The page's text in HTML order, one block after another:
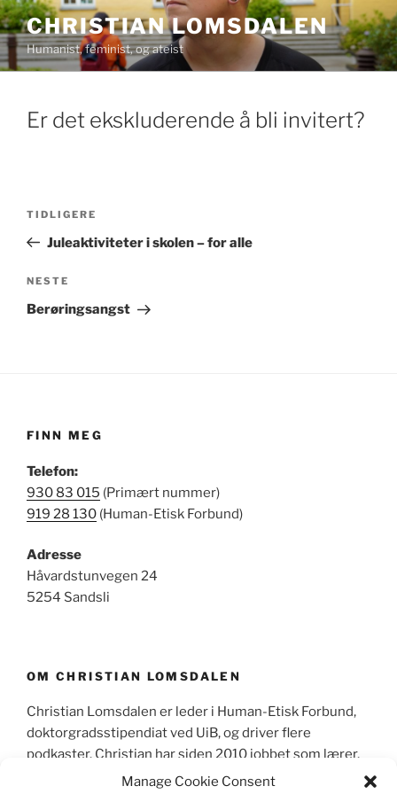
Manage Cookie Consent
Gå
til
innhold
CHRISTIAN LOMSDALEN
Humanist, feminist, og ateist
Er det ekskluderende å bli invitert?
Forrige
innlegg
TIDLIGERE
Juleaktiviteter i skolen – for alle
Neste
innlegg
NESTE
Berøringsangst
FINN MEG
Telefon:
930 83 015 (Primært nummer)
919 28 130 (Human-Etisk Forbund)
Adresse
Håvardstunvegen 24
5254 Sandsli
OM CHRISTIAN LOMSDALEN
Christian Lomsdalen er leder i Human-Etisk Forbund,
doktorgradsstipendiat ved UiB, og driver flere
podkaster. Christian har siden 2010 jobbet som lærer,
primært sett som lektor i videregående skole og